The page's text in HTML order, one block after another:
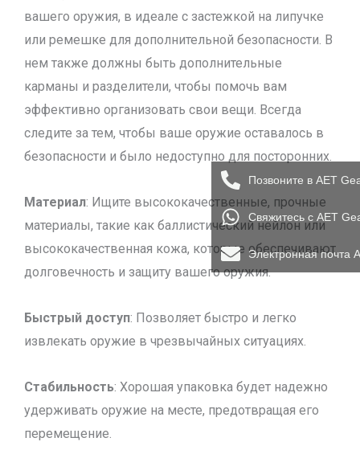
вашего оружия, в идеале с застежкой на липучке
или ремешке для дополнительной безопасности. В
нем также должны быть дополнительные
карманы и разделители, чтобы помочь вам
эффективно организовать свои вещи. Всегда
следите за тем, чтобы ваше оружие оставалось в
безопасности и было недоступно для посторонних.
Материал: Ищите высококачественные, прочные
материалы, такие как баллистический нейлон или
высококачественная кожа, которые обеспечивают
долговечность и защиту вашего оружия.
Быстрый доступ: Позволяет быстро и легко
извлекать оружие в чрезвычайных ситуациях.
Стабильность: Хорошая упаковка будет надежно
удерживать оружие на месте, предотвращая его
перемещение.
Позвоните в AET
Свяжитесь с AET
Электронная почта